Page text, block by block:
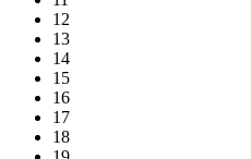
12
13
14
15
16
17
18